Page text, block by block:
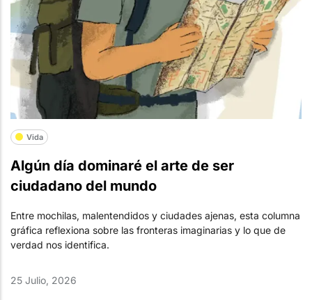
Vida
Algún día dominaré el arte de ser
ciudadano del mundo
Entre mochilas, malentendidos y ciudades ajenas, esta columna
gráfica reflexiona sobre las fronteras imaginarias y lo que de
verdad nos identifica.
25 Julio, 2026